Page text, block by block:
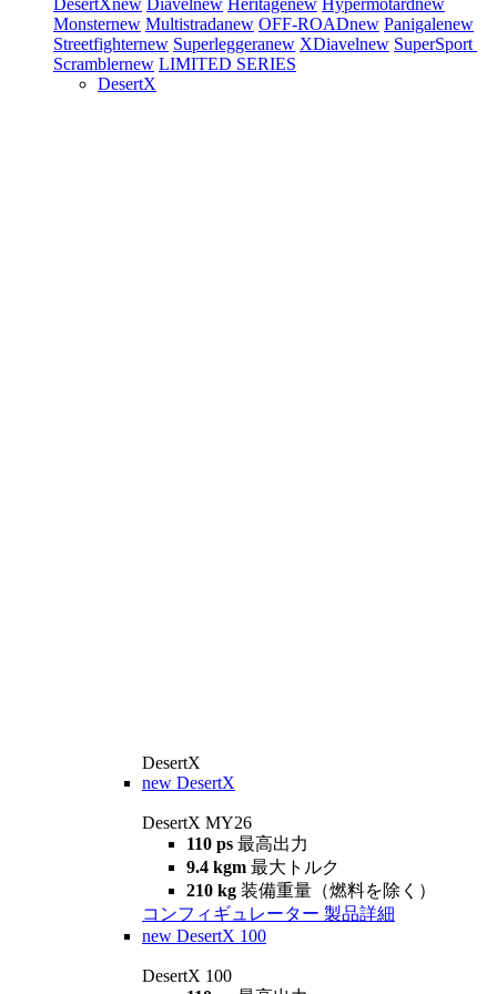
DesertXnew Diavelnew Heritagenew Hypermotardnew
Monsternew Multistradanew OFF-ROADnew Panigalenew
Streetfighternew Superleggeranew XDiavelnew SuperSport
Scramblernew LIMITED SERIES
DesertX
DesertX
new DesertX
DesertX MY26
110 ps 最高出力
9.4 kgm 最大トルク
210 kg 装備重量（燃料を除く）
コンフィギュレーター 製品詳細
new DesertX 100
DesertX 100